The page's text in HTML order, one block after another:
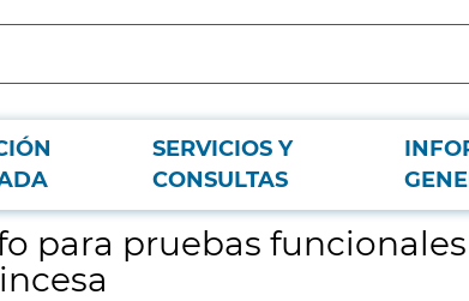
SERVICIOS Y
CONSULTAS
para el Hospital Universitario de La Princesa
para pruebas